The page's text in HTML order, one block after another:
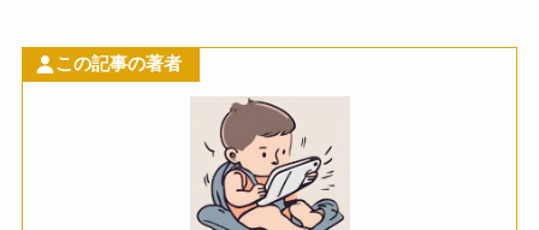
この記事の著者